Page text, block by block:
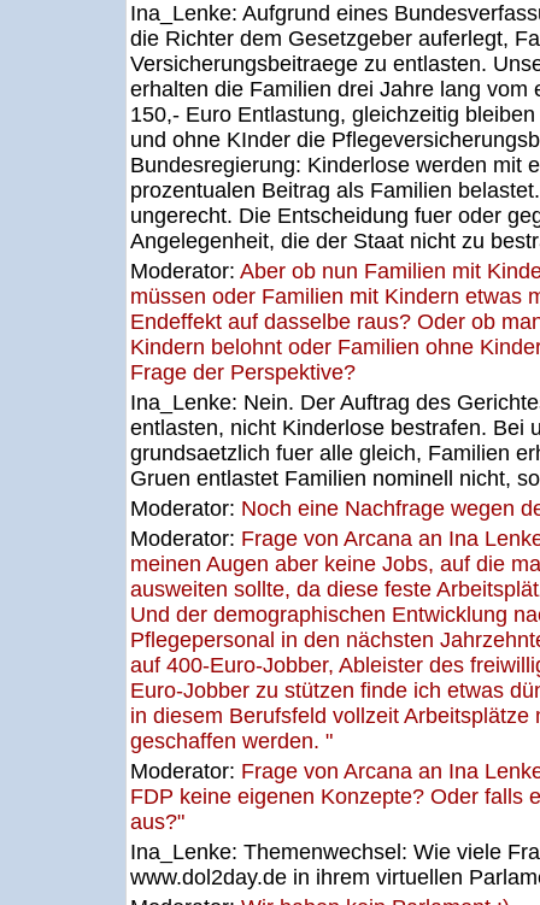
Ina_Lenke: Aufgrund eines
die Richter dem Gesetzgeber auferlegt,
Versicherungsbeitraege zu entlasten.
erhalten die Familien drei Jahre lang vom
150,- Euro Entlastung, gleichzeitig
und ohne KInder die
Bundesregierung: Kinderlose werden mit
prozentualen Beitrag als Familien
ungerecht. Die Entscheidung fuer oder
Angelegenheit, die der Staat nicht zu
Moderator: Aber ob nun Familien mit
müssen oder Familien mit Kindern etwas
Endeffekt auf dasselbe raus? Oder ob
Kindern belohnt oder Familien ohne
Frage der Perspektive?
Ina_Lenke: Nein. Der Auftrag des
entlasten, nicht Kinderlose bestrafen. Bei
grundsaetzlich fuer alle gleich, Familien
Gruen entlastet Familien nominell nicht,
Moderator: Noch eine Nachfrage wegen
Moderator: Frage von Arcana an Ina
meinen Augen aber keine Jobs, auf die
ausweiten sollte, da diese feste
Und der demographischen Entwicklung
Pflegepersonal in den nächsten
auf 400-Euro-Jobber, Ableister des
Euro-Jobber zu stützen finde ich etwas
in diesem Berufsfeld vollzeit Arbeitsplätze
geschaffen werden. "
Moderator: Frage von Arcana an Ina
FDP keine eigenen Konzepte? Oder falls
aus?"
Ina_Lenke: Themenwechsel: Wie viele
www.dol2day.de in ihrem virtuellen